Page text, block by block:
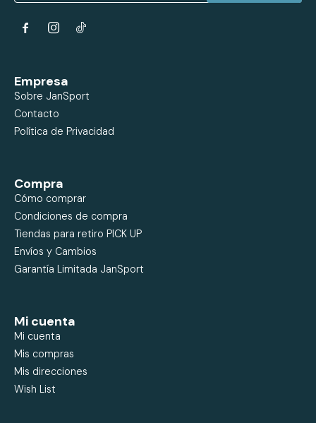
 
Empresa
Sobre JanSport
Contacto
Política de Privacidad
Compra
Cómo comprar
Condiciones de compra
Tiendas para retiro PICK UP
Envíos y Cambios
Garantía Limitada JanSport
Mi cuenta
Mi cuenta
Mis compras
Mis direcciones
Wish List